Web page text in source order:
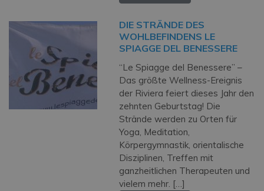
DIE STRÄNDE DES
WOHLBEFINDENS LE
SPIAGGE DEL BENESSERE
“Le Spiagge del Benessere” –
Das größte Wellness-Ereignis
der Riviera feiert dieses Jahr den
zehnten Geburtstag! Die
Strände werden zu Orten für
Yoga, Meditation,
Körpergymnastik, orientalische
Disziplinen, Treffen mit
ganzheitlichen Therapeuten und
vielem mehr. […]